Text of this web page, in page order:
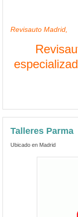
Revisauto Madrid,
Talleres Parma
Ubicado en Madrid